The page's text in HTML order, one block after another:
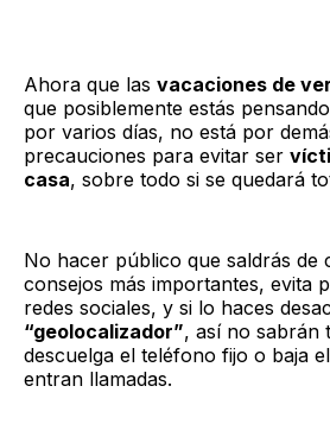
Ahora que las vacaciones de
que posiblemente estás
por varios días, no está por
precauciones para evitar ser
casa, sobre todo si se quedará
No hacer público que saldrás de
consejos más importantes, evita
redes sociales, y si lo haces
“geolocalizador”, así no sabrán
descuelga el teléfono fijo o baja
entran llamadas.